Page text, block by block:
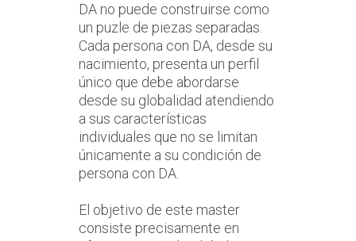
DA no puede construirse como
un puzle de piezas separadas.
Cada persona con DA, desde su
nacimiento, presenta un perfil
único que debe abordarse
desde su globalidad atendiendo
a sus características
individuales que no se limitan
únicamente a su condición de
persona con DA.
El objetivo de este master
consiste precisamente en